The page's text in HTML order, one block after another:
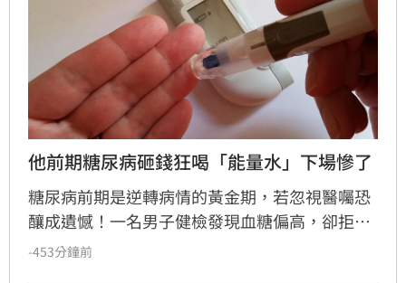
他前期糖尿病砸錢狂喝「能量水」下場慘了
糖尿病前期是逆轉病情的黃金期，若忽視醫囑恐
釀成遺憾！一名男子健檢發現血糖偏高，卻拒絕
正規治療，轉而聽信網路生機飲食群組，大量攝
-453分鐘前